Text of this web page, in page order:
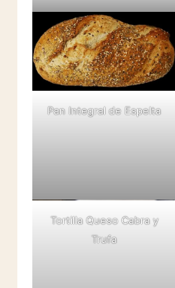
Pan Integral de Espelta
TortillaQueso Cabra y
Trufa